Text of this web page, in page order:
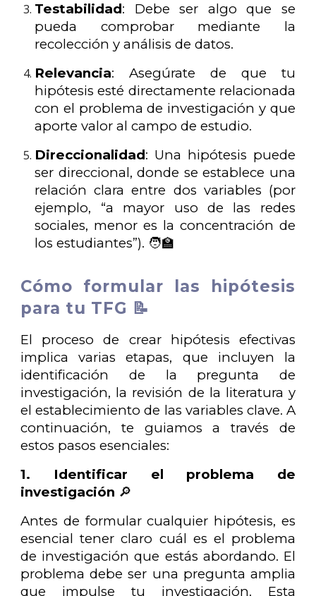
Testabilidad: Debe ser algo que se
pueda comprobar mediante la
recolección y análisis de datos.
Relevancia: Asegúrate de que tu
hipótesis esté directamente relacionada
con el problema de investigación y que
aporte valor al campo de estudio.
Direccionalidad: Una hipótesis puede
ser direccional, donde se establece una
relación clara entre dos variables (por
ejemplo, “a mayor uso de las redes
sociales, menor es la concentración de
los estudiantes”). 🧑‍🏫
Cómo formular las hipótesis
para tu TFG 📝
El proceso de crear hipótesis efectivas
implica varias etapas, que incluyen la
identificación de la pregunta de
investigación, la revisión de la literatura y
el establecimiento de las variables clave. A
continuación, te guiamos a través de
estos pasos esenciales:
1. Identificar el problema de
investigación 🔎
Antes de formular cualquier hipótesis, es
esencial tener claro cuál es el problema
de investigación que estás abordando. El
problema debe ser una pregunta amplia
que impulse tu investigación. Esta